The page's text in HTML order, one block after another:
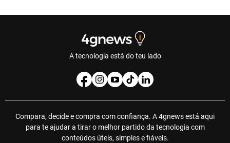
A tecnologia está do teu lado
Compara, decide e compra com confiança. A 4gnews está aqui
para te ajudar a tirar o melhor partido da tecnologia com
conteúdos úteis, simples e fiáveis.